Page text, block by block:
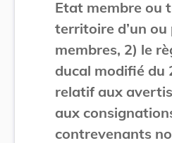
Etat membre ou
territoire d’un
membres, 2) le
ducal modifié du
relatif aux
aux
contrevenants